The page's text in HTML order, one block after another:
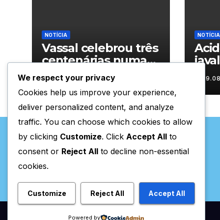
NOTÍCIA
Vassal celebrou três
centenárias numa
homenagem a um
século de histórias
09.08.2026
NOTÍCIA
Valpaços Online
We respect your privacy
Cookies help us improve your experience,
deliver personalized content, and analyze
traffic. You can choose which cookies to allow
by clicking Customize. Click Accept All to
consent or Reject All to decline non-essential
cookies.
Customize Reject All Accept All
Powered by